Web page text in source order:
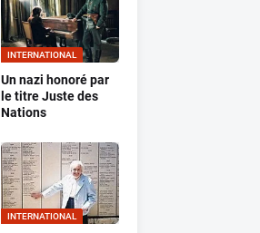
INTERNATIONAL
Un nazi honoré par
le titre Juste des
Nations
INTERNATIONAL